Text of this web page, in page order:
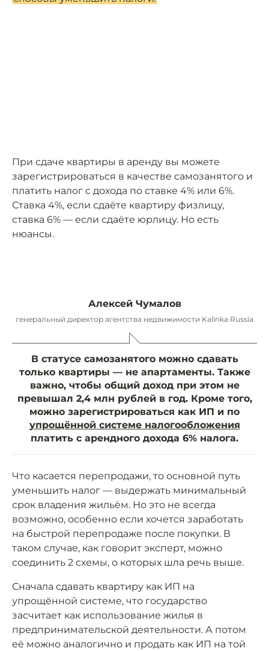
При сдаче квартиры в аренду вы можете
зарегистрироваться в качестве самозанятого и
платить налог с дохода по ставке 4% или 6%.
Ставка 4%, если сдаёте квартиру физлицу,
ставка 6% — если сдаёте юрлицу. Но есть
нюансы.
Алексей Чумалов
генеральный директор агентства недвижимости Kalinka Russia
В статусе самозанятого можно сдавать
только квартиры — не апартаменты. Также
важно, чтобы общий доход при этом не
превышал 2,4 млн рублей в год. Кроме того,
можно зарегистрироваться как ИП и по
упрощённой системе налогообложения
платить с арендного дохода 6% налога.
Что касается перепродажи, то основной путь
уменьшить налог — выдержать минимальный
срок владения жильём. Но это не всегда
возможно, особенно если хочется заработать
на быстрой перепродаже после покупки. В
таком случае, как говорит эксперт, можно
соединить 2 схемы, о которых шла речь выше.
Сначала сдавать квартиру как ИП на
упрощённой системе, что государство
засчитает как использование жилья в
предпринимательской деятельности. А потом
её можно аналогично и продать как ИП на той